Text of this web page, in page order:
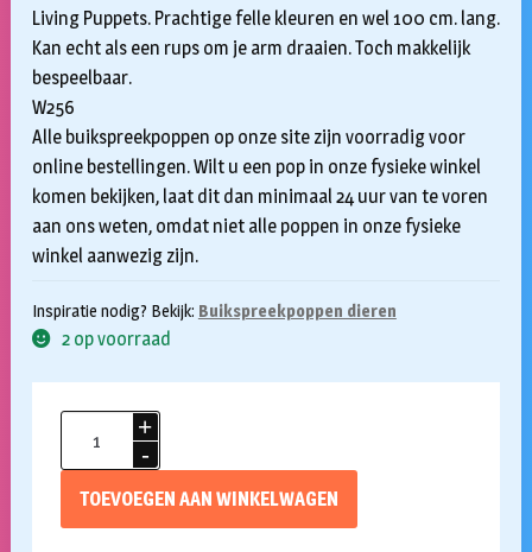
Living Puppets. Prachtige felle kleuren en wel 100 cm. lang.
Kan echt als een rups om je arm draaien. Toch makkelijk
bespeelbaar.
W256
Alle buikspreekpoppen op onze site zijn voorradig voor
online bestellingen. Wilt u een pop in onze fysieke winkel
komen bekijken, laat dit dan minimaal 24 uur van te voren
aan ons weten, omdat niet alle poppen in onze fysieke
winkel aanwezig zijn.
Inspiratie nodig? Bekijk: Buikspreekpoppen dieren
2 op voorraad
100cm
TOEVOEGEN AAN WINKELWAGEN